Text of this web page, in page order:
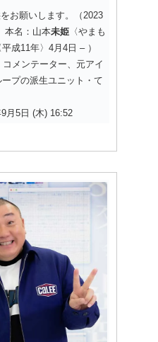
お願いします。（2023
本名：山本未姫 〈やまも
成11年〉4月4日 – ）
メンテーター、元アイ
プの派生ユニット・て
月5日 (木) 16:52